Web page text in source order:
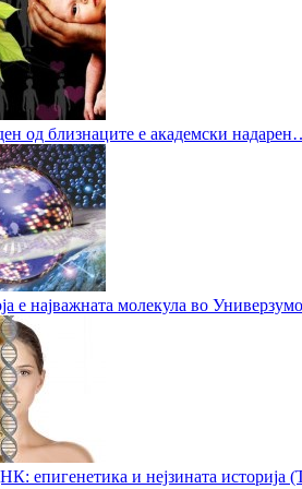
од близнаците е академски
е најважната молекула во
епигенетика и нејзината историја